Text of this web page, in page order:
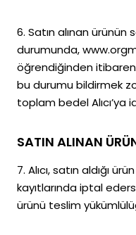
6. Satın alınan ürünün
durumunda,
öğrendiğinden itibaren
bu durumu bildirmek
toplam bedel Alıcı’ya
SATIN ALINAN
7. Alıcı, satın aldığı
kayıtlarında iptal
ürünü teslim